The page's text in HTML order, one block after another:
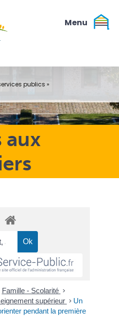
aux
publics »
Famille - Scolarité >
supérieur > Un
pendant la première